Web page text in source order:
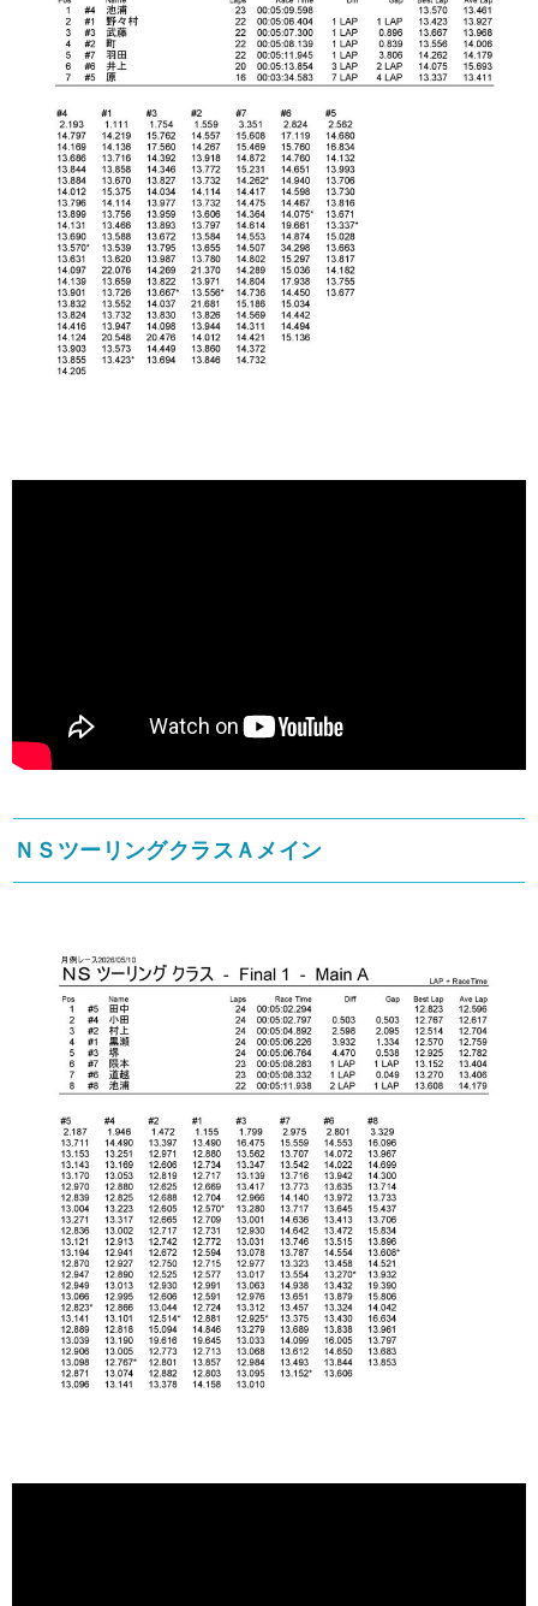
ＮＳツーリングクラスＡメイン